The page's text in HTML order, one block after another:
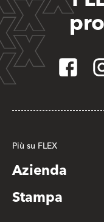
Più su FLEX
Azienda
Stampa